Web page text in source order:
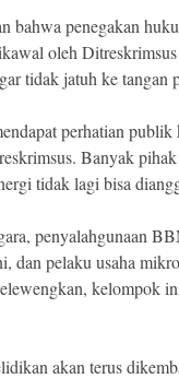
bahwa penegakan
oleh
tidak jatuh ke
perhatian
Banyak
tidak lagi bisa
penyalahgunaan
dan pelaku usaha
kelompok
akan terus